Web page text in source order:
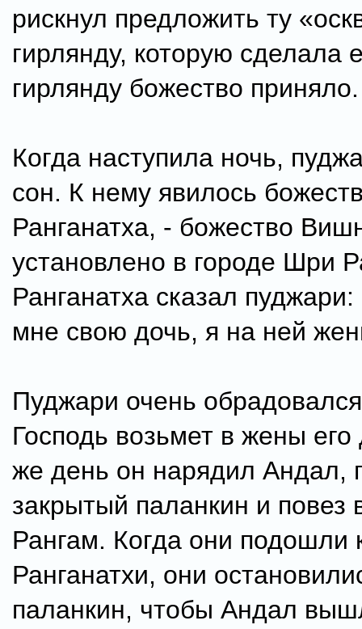
рискнул предложить ту
гирлянду, которую сделала
гирлянду божество приняло.
Когда наступила ночь,
сон. К нему явилось
Ранганатха, - божество
установлено в городе Шри
Ранганатха сказал
мне свою дочь, я на ней
Пуджари очень
Господь возьмет в жены его
же день он нарядил Андал,
закрытый паланкин и повез
Рангам. Когда они подошли
Ранганатхи, они
паланкин, чтобы Андал